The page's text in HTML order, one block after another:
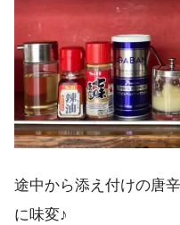
途中から添え付けの唐
に味変♪